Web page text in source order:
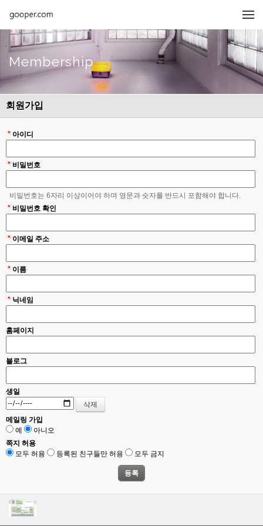
Membership
회원가입
아이디
*
비밀번호
*
비밀번호는 6자리 이상이어야 하며 영문과 숫자를 반드시 포함해야 합니다.
비밀번호 확인
*
* 이메일 주소
* 이름
* 닉네임
홈페이지
블로그
생일
메일링 가입
예
아니오
쪽지 허용
모두 허용
등록된 친구들만 허용 모두 금지